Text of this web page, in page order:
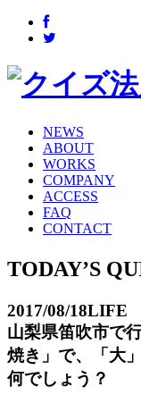
NEWS
ABOUT
WORKS
COMPANY
ACCESS
FAQ
CONTACT
TODAY’S
2017/08/18LIFE
山梨県笛吹市で
焼き」で、「大
何でしょう？